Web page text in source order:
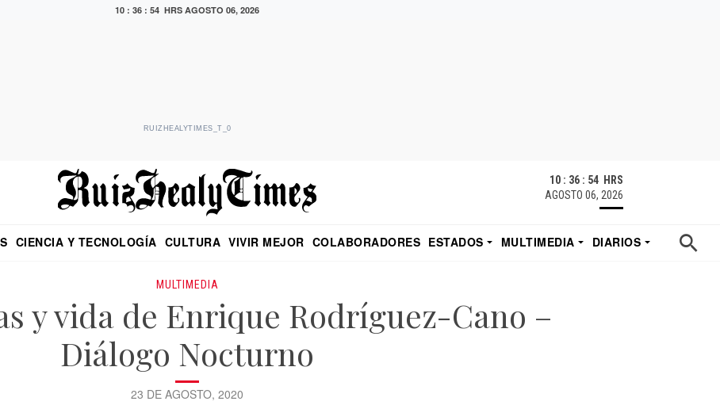
10 : 36 : 54 HRS AGOSTO 06, 2026
RUIZHEALYTIMES_T_0
10 : 36 : 54 HRS
AGOSTO 06, 2026
CIENCIA Y TECNOLOGÍA CULTURA VIVIR MEJOR COLABORADORES ESTADOS MULTIMEDIA
DIARIOS
MULTIMEDIA
y vida de Enrique Rodríguez-Cano –
Diálogo Nocturno
23 DE AGOSTO, 2020